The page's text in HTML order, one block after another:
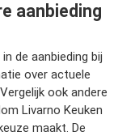
aanbieding
de aanbieding bij
over actuele
ook andere
Livarno Keuken
maakt. De